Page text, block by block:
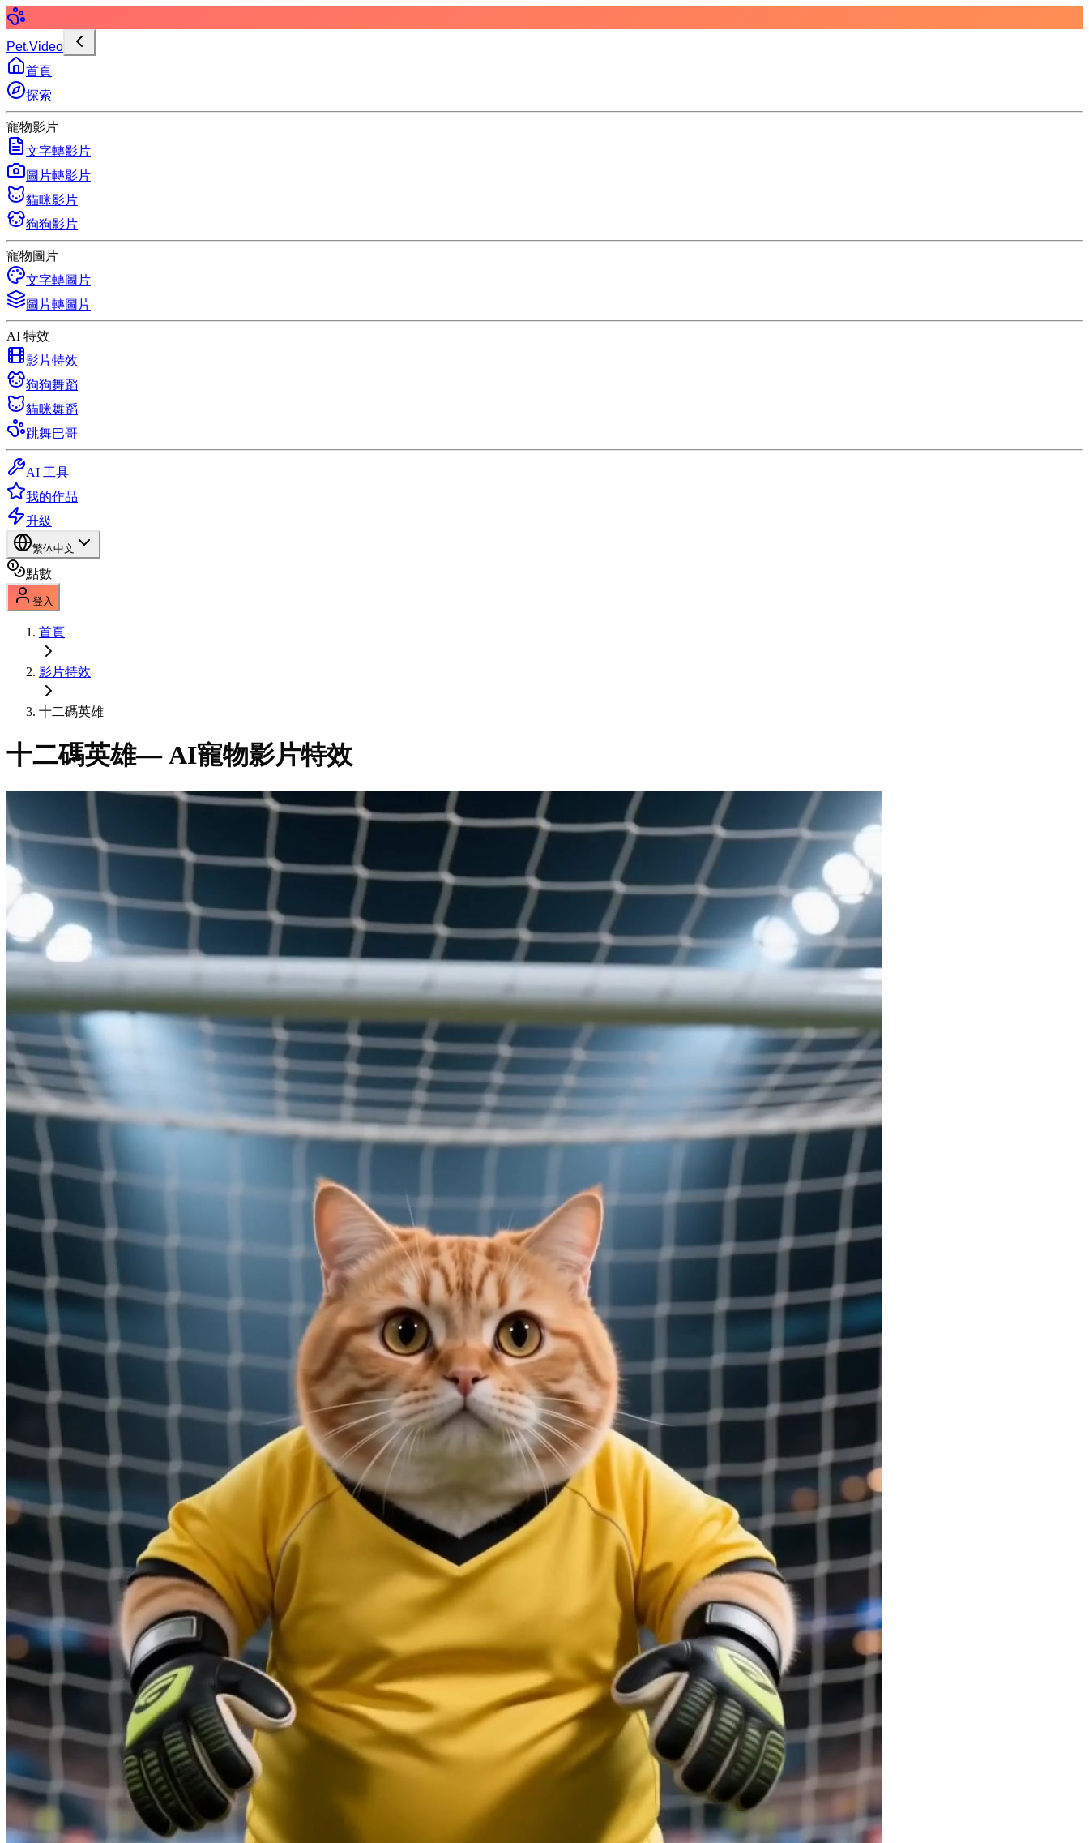
Pet.Video
首頁
探索
寵物影片
文字轉影片
圖片轉影片
貓咪影片
狗狗影片
寵物圖片
文字轉圖片
圖片轉圖片
AI 特效
影片特效
狗狗舞蹈
貓咪舞蹈
跳舞巴哥
AI 工具
我的作品
升級
繁体中文
點數
登入
首頁
影片特效
十二碼英雄
十二碼英雄— AI寵物影片特效